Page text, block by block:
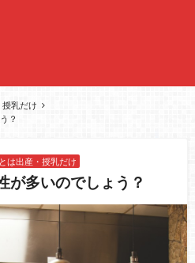
乳だけ
？
は出産・授乳だけ
が多いのでしょう？